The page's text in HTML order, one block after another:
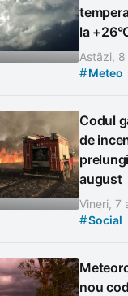
la
Astăzi,
#Meteo
Codul
de
august
Vineri, 7
#Social
nou